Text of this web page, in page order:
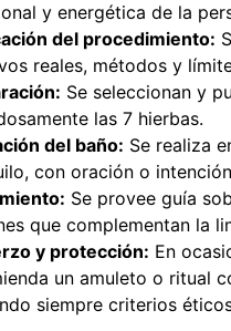
y energética de la
del procedimiento:
reales, métodos y
Se seleccionan y
las 7 hierbas.
del baño: Se realiza
con oración o
Se provee guía
que complementan la
y protección: En
un amuleto o ritual
siempre criterios